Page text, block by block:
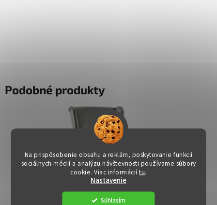
Na prispôsobenie obsahu a reklám, poskytovanie funkcií
sociálnych médií a analýzu návštevnosti používame súbory
cookie. Viac informáciítu.
Nastavenie
Súhlasím
Podobné produkty
DOPRAVA ZADARMO